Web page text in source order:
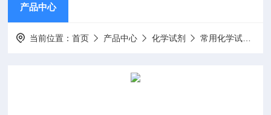
产品中心
当前位置：首页 产品中心 化学试剂 常用化学试剂